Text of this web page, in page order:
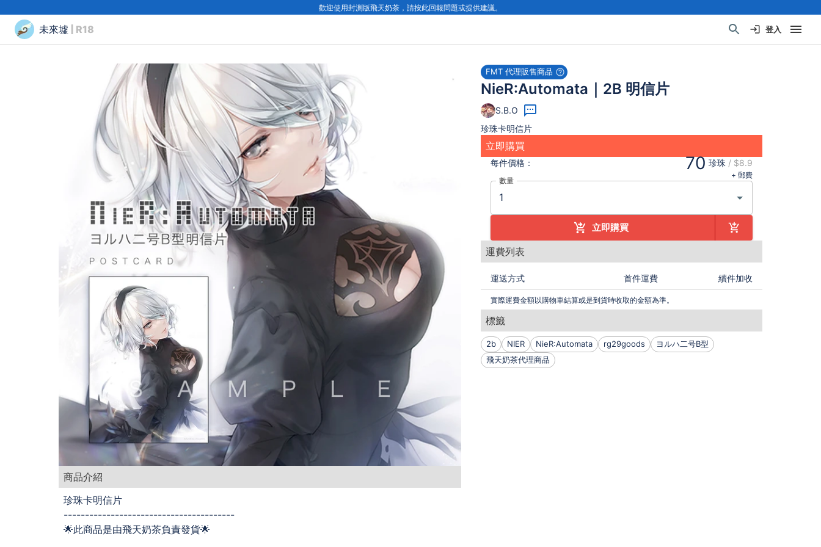
歡迎使用封測版飛天奶茶，請按此回報問題或提供建議。
未來墟 | R18 登入
商品介紹
珍珠卡明信片
----------------------------------------
🌟此商品是由飛天奶茶負責發貨🌟
FMT 代理販售商品
NieR:Automata｜2B 明信片
S.B.O
珍珠卡明信片
立即購買
每件價格： 70 珍珠 / $8.9
+ 郵費
數量
立即購買
運費列表
運送方式 首件運費 續件加收
實際運費金額以購物車結算或是到貨時收取的金額為準。
標籤
2b NIER NieR:Automata rg29goods
ヨルハ二号B型
飛天奶茶代理商品